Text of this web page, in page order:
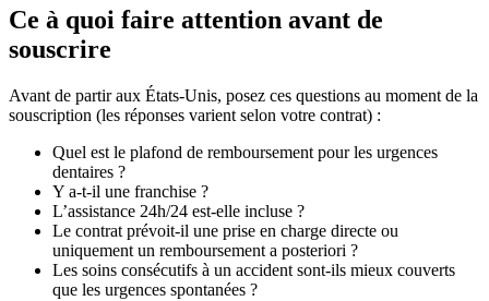
Ce à quoi faire attention avant de
souscrire
Avant de partir aux États-Unis, posez ces questions au moment de la
souscription (les réponses varient selon votre contrat) :
Quel est le plafond de remboursement pour les urgences
dentaires ?
Y a-t-il une franchise ?
L’assistance 24h/24 est-elle incluse ?
Le contrat prévoit-il une prise en charge directe ou
uniquement un remboursement a posteriori ?
Les soins consécutifs à un accident sont-ils mieux couverts
que les urgences spontanées ?